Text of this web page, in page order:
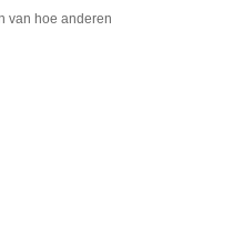
van hoe anderen